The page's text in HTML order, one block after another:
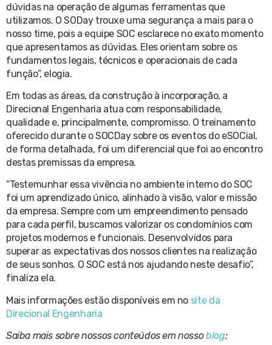
dúvidas na operação de algumas ferramentas que
utilizamos. O SODay trouxe uma segurança a mais para o
nosso time, pois a equipe SOC esclarece no exato momento
que apresentamos as dúvidas. Eles orientam sobre os
fundamentos legais, técnicos e operacionais de cada
função”, elogia.
Em todas as áreas, da construção à incorporação, a
Direcional Engenharia atua com responsabilidade,
qualidade e, principalmente, compromisso. O treinamento
oferecido durante o SOCDay sobre os eventos do eSOCial,
de forma detalhada, foi um diferencial que foi ao encontro
destas premissas da empresa.
“Testemunhar essa vivência no ambiente interno do SOC
foi um aprendizado único, alinhado à visão, valor e missão
da empresa. Sempre com um empreendimento pensado
para cada perfil, buscamos valorizar os condomínios com
projetos modernos e funcionais. Desenvolvidos para
superar as expectativas dos nossos clientes na realização
de seus sonhos. O SOC está nos ajudando neste desafio”,
finaliza ela.
Mais informações estão disponíveis em no site da
Direcional Engenharia
Saiba mais sobre nossos conteúdos em nossoblog: